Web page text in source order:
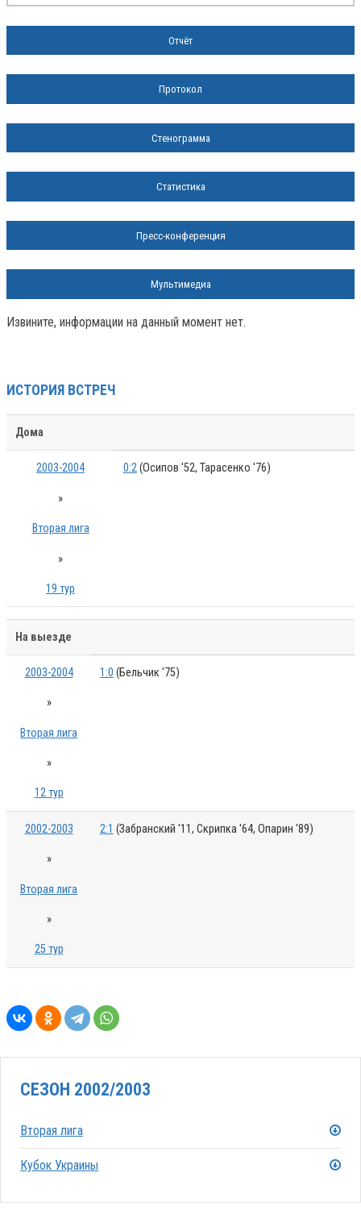
Отчёт
Протокол
Стенограмма
Статистика
Пресс-конференция
Мультимедиа
Извините, информации на данный момент нет.
ИСТОРИЯ ВСТРЕЧ
Дома
2003-2004
»
Вторая лига
»
19 тур
0:2(Осипов '52, Тарасенко '76)
На выезде
2003-2004
»
Вторая лига
»
12 тур
1:0 (Бельчик '75)
2002-2003
»
Вторая лига
»
25 тур
2:1 (Забранский '11, Скрипка '64, Опарин '89)
СЕЗОН 2002/2003
Вторая лига
Кубок Украины